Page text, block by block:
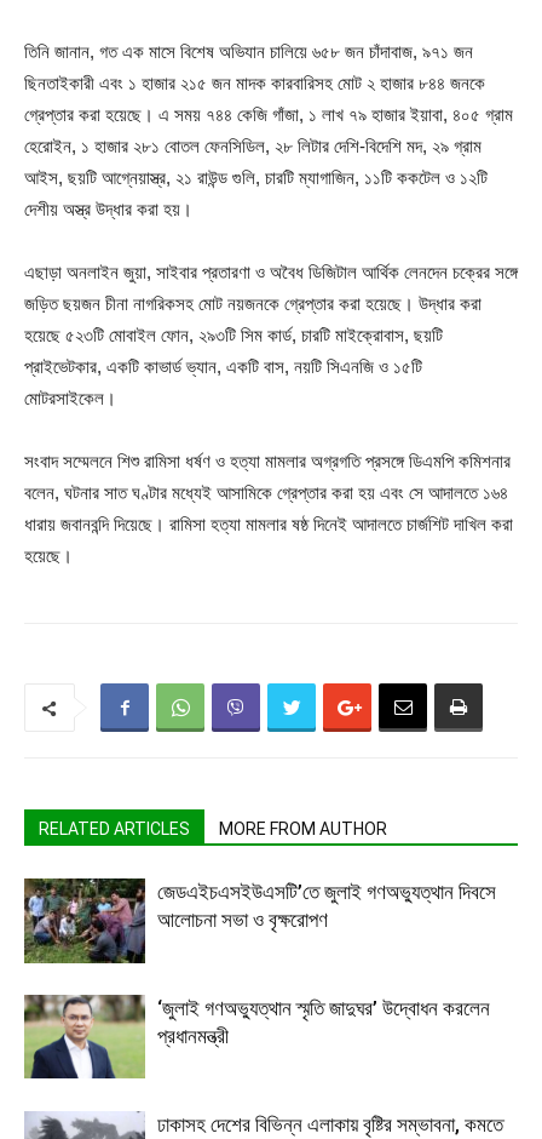
তিনি জানান, গত এক মাসে বিশেষ অভিযান চালিয়ে ৬৫৮ জন চাঁদাবাজ, ৯৭১ জন
ছিনতাইকারী এবং ১ হাজার ২১৫ জন মাদক কারবারিসহ মোট ২ হাজার ৮৪৪ জনকে
গ্রেপ্তার করা হয়েছে। এ সময় ৭৪৪ কেজি গাঁজা, ১ লাখ ৭৯ হাজার ইয়াবা, ৪০৫ গ্রাম
হেরোইন, ১ হাজার ২৮১ বোতল ফেনসিডিল, ২৮ লিটার দেশি-বিদেশি মদ, ২৯ গ্রাম
আইস, ছয়টি আগ্নেয়াস্ত্র, ২১ রাউন্ড গুলি, চারটি ম্যাগাজিন, ১১টি ককটেল ও ১২টি
দেশীয় অস্ত্র উদ্ধার করা হয়।
এছাড়া অনলাইন জুয়া, সাইবার প্রতারণা ও অবৈধ ডিজিটাল আর্থিক লেনদেন চক্রের সঙ্গে
জড়িত ছয়জন চীনা নাগরিকসহ মোট নয়জনকে গ্রেপ্তার করা হয়েছে। উদ্ধার করা
হয়েছে ৫২৩টি মোবাইল ফোন, ২৯৩টি সিম কার্ড, চারটি মাইক্রোবাস, ছয়টি
প্রাইভেটকার, একটি কাভার্ড ভ্যান, একটি বাস, নয়টি সিএনজি ও ১৫টি
মোটরসাইকেল।
সংবাদ সম্মেলনে শিশু রামিসা ধর্ষণ ও হত্যা মামলার অগ্রগতি প্রসঙ্গে ডিএমপি কমিশনার
বলেন, ঘটনার সাত ঘণ্টার মধ্যেই আসামিকে গ্রেপ্তার করা হয় এবং সে আদালতে ১৬৪
ধারায় জবানবন্দি দিয়েছে। রামিসা হত্যা মামলার ষষ্ঠ দিনেই আদালতে চার্জশিট দাখিল করা
হয়েছে।
RELATED ARTICLES MORE FROM AUTHOR
জেডএইচএসইউএসটি’তে জুলাই গণঅভ্যুত্থান দিবসে
আলোচনা সভা ও বৃক্ষরোপণ
‘জুলাই গণঅভ্যুত্থান স্মৃতি জাদুঘর’ উদ্বোধন করলেন
প্রধানমন্ত্রী
ঢাকাসহ দেশের বিভিন্ন এলাকায় বৃষ্টির সম্ভাবনা, কমতে